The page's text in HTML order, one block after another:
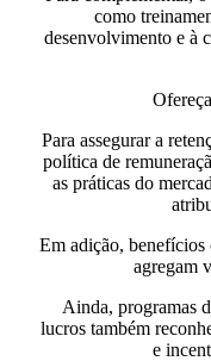
como
desenvolvimento e à
Para assegurar a
política de
as práticas do
Em adição, benefícios
agregam
Ainda, programas
lucros também
e